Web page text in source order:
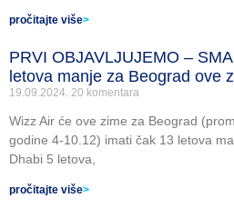
pročitajte više>
PRVI OBJAVLJUJEMO –
letova manje za Beograd ove
19.09.2024. 20 komentara
Wizz Air će ove zime za Beograd
godine 4-10.12) imati čak 13 letova
Dhabi 5 letova,
pročitajte više>